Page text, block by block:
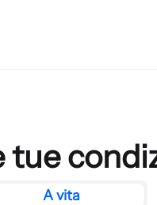
tue
A vita